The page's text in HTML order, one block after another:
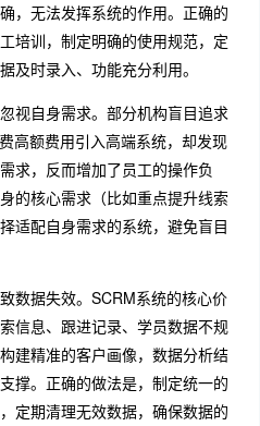
，无法发挥系统的作用。正确的
培训，制定明确的使用规范，定
及时录入、功能充分利用。
视自身需求。部分机构盲目追求
高额费用引入高端系统，却发现
求，反而增加了员工的操作负
的核心需求（比如重点提升线索
适配自身需求的系统，避免盲目
数据失效。SCRM系统的核心价
信息、跟进记录、学员数据不规
建精准的客户画像，数据分析结
撑。正确的做法是，制定统一的
定期清理无效数据，确保数据的